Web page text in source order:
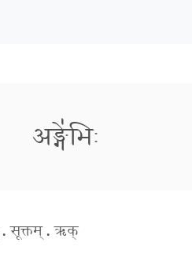
अङ्गे॑भिः
. सूक्तम् . ऋक्